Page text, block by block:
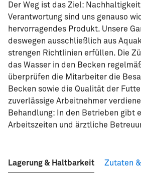
Der Weg ist das Ziel:
Verantwortung sind uns genauso
hervorragendes Produkt. Unsere
deswegen ausschließlich aus
strengen Richtlinien erfüllen. Die
das Wasser in den Becken
überprüfen die Mitarbeiter die
Becken sowie die Qualität der
zuverlässige Arbeitnehmer
Behandlung: In den Betrieben gibt
Arbeitszeiten und ärztliche
Lagerung & Haltbarkeit Zutaten